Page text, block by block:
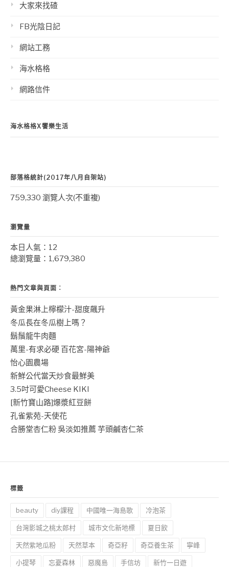
大家來找碴
FB光陰日記
網站工務
海水格格
網路信件
海水格格X饗樂生活
部落格統計(2017年八月自架站)
759,330 瀏覽人次(不重複)
瀏覽量
本日人氣：12
總瀏覽量：1,679,380
熱門文章與頁面︰
黃金果淋上檸檬汁-甜度飆升
冬瓜長在冬瓜樹上嗎？
鬍鬚龍牛肉麵
萬里-有求必硬 百花宮-陽神爺
怡心園農場
新鮮公代當天炒食最鮮美
3.5吋可愛Cheese KIKI
[新竹寶山路]爆漿紅豆餅
孔雀紫苑-天使花
合勝堂杏仁粉 吳淡如推薦 芋頭鹹杏仁茶
標籤
beauty diy課程 中國唯一海島歌 冷泡茶
台灣影城之桃太郎村 城市文化新地標 夏日飲
天然紫地瓜粉 天然草本 奇亞籽 奇亞養生茶 寧峰
小提琴 忘憂森林 惡魔島 手信坊 新竹一日遊